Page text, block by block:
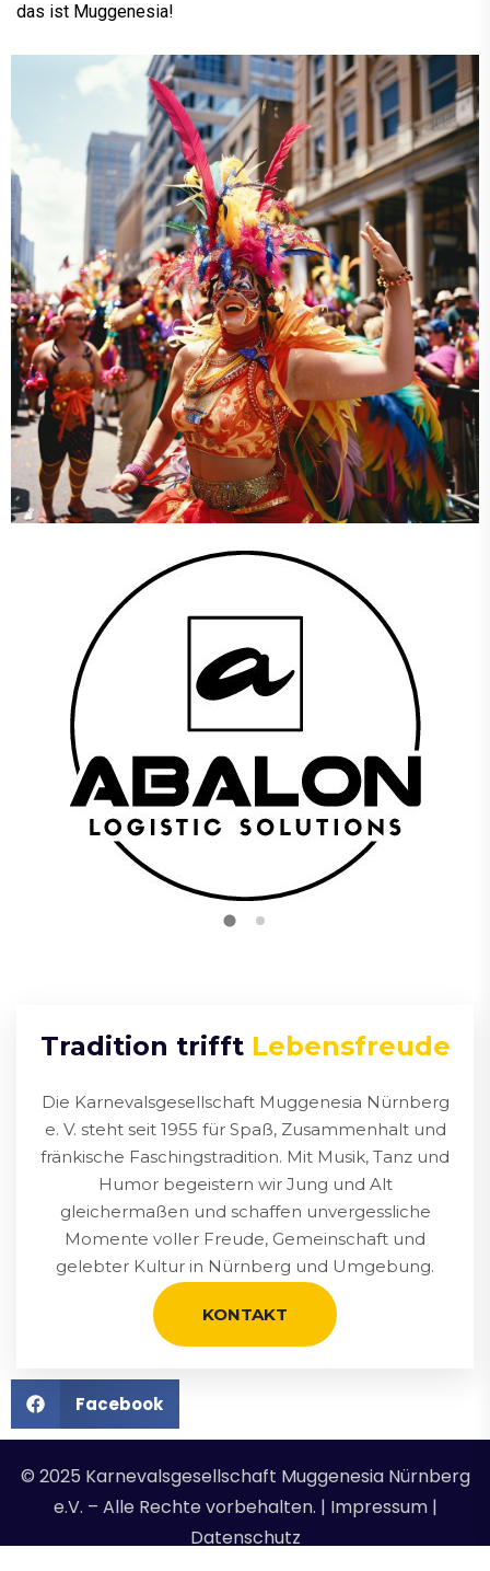
das ist Muggenesia!
Tradition trifft Lebensfreude
Die Karnevalsgesellschaft Muggenesia Nürnberg
e. V. steht seit 1955 für Spaß, Zusammenhalt und
fränkische Faschingstradition. Mit Musik, Tanz und
Humor begeistern wir Jung und Alt
gleichermaßen und schaffen unvergessliche
Momente voller Freude, Gemeinschaft und
gelebter Kultur in Nürnberg und Umgebung.
KONTAKT
Facebook
© 2025 Karnevalsgesellschaft Muggenesia Nürnberg
e.V. – Alle Rechte vorbehalten. | Impressum |
Datenschutz